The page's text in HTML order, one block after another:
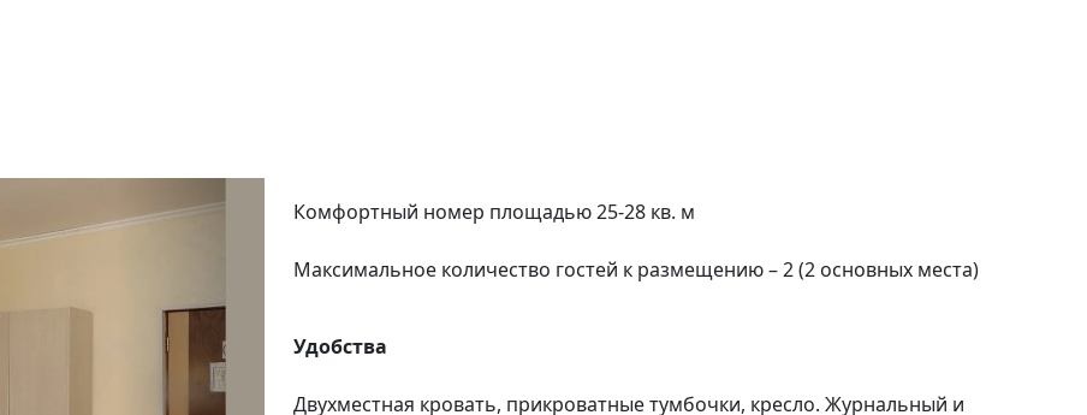
Комфортный номер площадью 25-28 кв. м
Максимальное количество гостей к размещению – 2 (2 основных места)
Удобства
Двухместная кровать, прикроватные тумбочки, кресло. Журнальный и